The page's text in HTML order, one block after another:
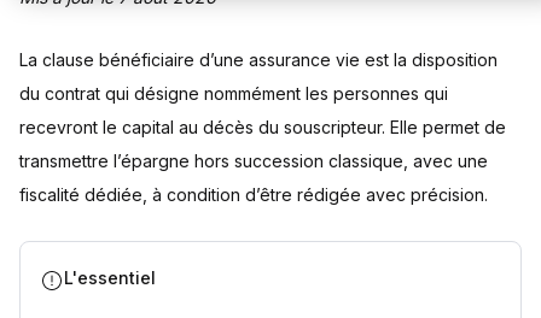
Liberté de désignation
Exemples de répartition des capitaux
Conseils pour éviter les erreurs courantes
Comment rédiger la clause bénéficiaire ?
Clause standard vs. Clause personnalisée
Conseils de rédaction pour éviter les conflits
Est-il possible de modifier sa clause bénéficiaire ?
La clause bénéficiaire d’une assurance vie est la disposition
du contrat qui désigne nommément les personnes qui
recevront le capital au décès du souscripteur. Elle permet de
transmettre l’épargne hors succession classique, avec une
fiscalité dédiée, à condition d’être rédigée avec précision.
L'essentiel